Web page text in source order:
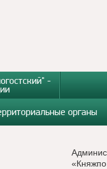
-
органы